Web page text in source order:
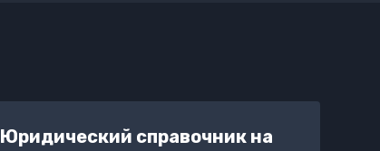
Юридический справочник на